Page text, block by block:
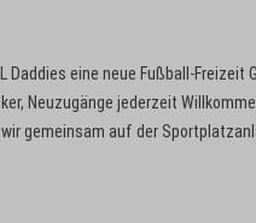
eine neue Fußball-Freizeit
Neuzugänge jederzeit
gemeinsam auf der